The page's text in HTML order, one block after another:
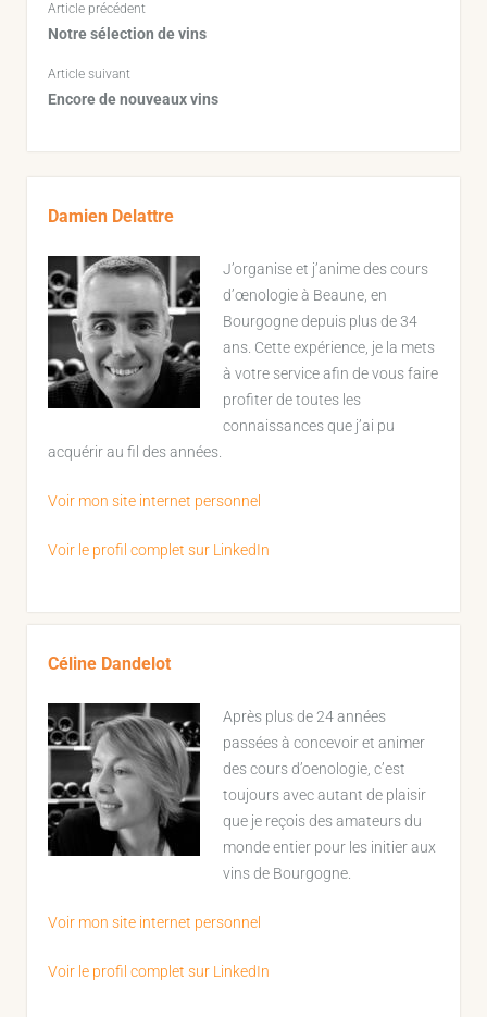
Article précédent
Notre sélection de vins
Article suivant
Encore de nouveaux vins
Damien Delattre
J’organise et j’anime des cours
d’œnologie à Beaune, en
Bourgogne depuis plus de 34
ans. Cette expérience, je la mets
à votre service afin de vous faire
profiter de toutes les
connaissances que j’ai pu
acquérir au fil des années.
Voir mon site internet personnel
Voir le profil complet sur LinkedIn
Céline Dandelot
Après plus de 24 années
passées à concevoir et animer
des cours d’oenologie, c’est
toujours avec autant de plaisir
que je reçois des amateurs du
monde entier pour les initier aux
vins de Bourgogne.
Voir mon site internet personnel
Voir le profil complet sur LinkedIn